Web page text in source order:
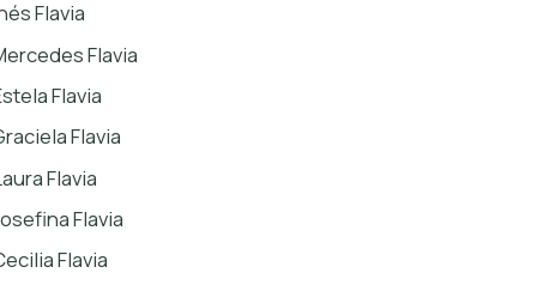
Flavia
Flavia
Flavia
Flavia
Flavia
Flavia
Flavia